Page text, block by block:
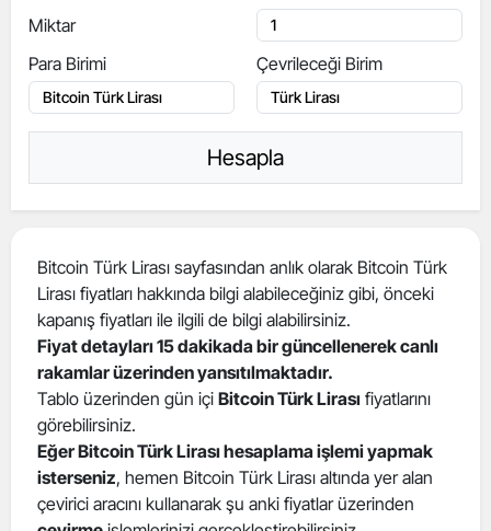
Miktar
Para Birimi
Çevrileceği Birim
Hesapla
Bitcoin Türk Lirası sayfasından anlık olarak Bitcoin Türk
Lirası fiyatları hakkında bilgi alabileceğiniz gibi, önceki
kapanış fiyatları ile ilgili de bilgi alabilirsiniz.
Fiyat detayları 15 dakikada bir güncellenerek canlı
rakamlar üzerinden yansıtılmaktadır.
Tablo üzerinden gün içi Bitcoin Türk Lirası fiyatlarını
görebilirsiniz.
Eğer Bitcoin Türk Lirası hesaplama işlemi yapmak
isterseniz, hemen Bitcoin Türk Lirası altında yer alan
çevirici aracını kullanarak şu anki fiyatlar üzerinden